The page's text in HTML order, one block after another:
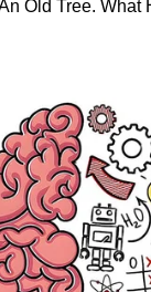
നിലവിൽ
എഎംടി
പ്യൂരിഫയർ,